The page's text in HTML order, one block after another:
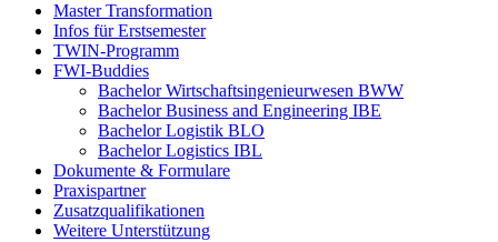
Master Transformation
Infos für Erstsemester
TWIN-Programm
FWI-Buddies
Bachelor Wirtschaftsingenieurwesen BWW
Bachelor Business and Engineering IBE
Bachelor Logistik BLO
Bachelor Logistics IBL
Dokumente & Formulare
Praxispartner
Zusatzqualifikationen
Weitere Unterstützung